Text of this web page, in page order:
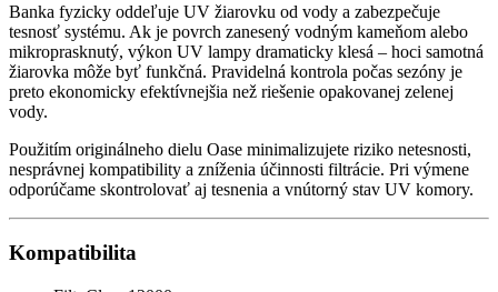
Banka fyzicky oddeľuje UV žiarovku od vody a zabezpečuje
tesnosť systému. Ak je povrch zanesený vodným kameňom alebo
mikroprasknutý, výkon UV lampy dramaticky klesá – hoci samotná
žiarovka môže byť funkčná. Pravidelná kontrola počas sezóny je
preto ekonomicky efektívnejšia než riešenie opakovanej zelenej
vody.
Použitím originálneho dielu Oase minimalizujete riziko netesnosti,
nesprávnej kompatibility a zníženia účinnosti filtrácie. Pri výmene
odporúčame skontrolovať aj tesnenia a vnútorný stav UV komory.
Kompatibilita